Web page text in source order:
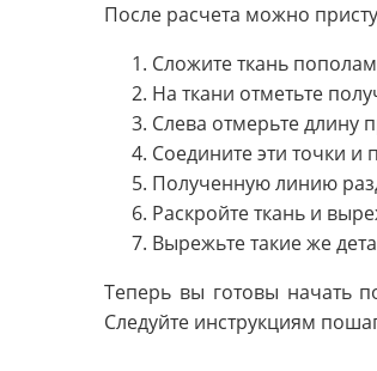
После расчета можно
Сложите ткань
На ткани отметьте
Слева отмерьте длину
Соедините эти точки и
Полученную линию
Раскройте ткань и
Вырежьте такие же
Теперь вы готовы начать
Следуйте инструкциям